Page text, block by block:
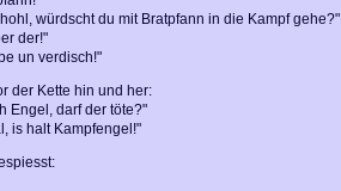
würdscht du mit Bratpfann in die Kampf gehe?"
der!"
un verdisch!"
der Kette hin und her:
Engel, darf der töte?"
is halt Kampfengel!"